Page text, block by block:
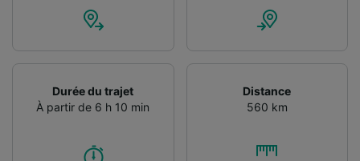
Durée du trajet
À partir de 6 h 10 min
Distance
560 km